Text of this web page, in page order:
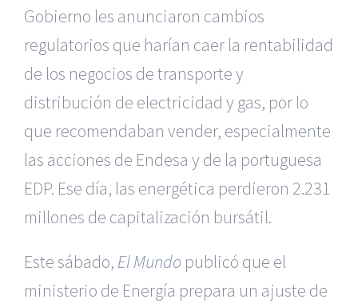
Gobierno les anunciaron cambios
regulatorios que harían caer la rentabilidad
de los negocios de transporte y
distribución de electricidad y gas, por lo
que recomendaban vender, especialmente
las acciones de Endesa y de la portuguesa
EDP. Ese día, las energética perdieron 2.231
millones de capitalización bursátil.
Este sábado, El Mundo publicó que el
ministerio de Energía prepara un ajuste de